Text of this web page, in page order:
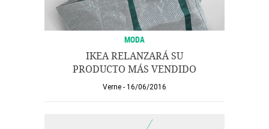
MODA
IKEA RELANZARÁ SU
PRODUCTO MÁS VENDIDO
Verne 16/06/2016